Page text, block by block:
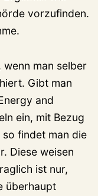
vorzufinden.
man selber
Gibt man
and
ein, mit Bezug
findet man die
Diese weisen
ist nur,
überhaupt